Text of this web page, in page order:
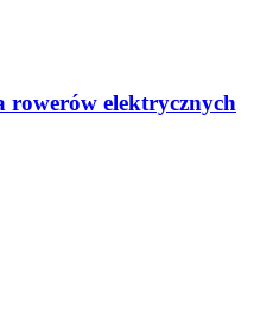
rowerów elektrycznych